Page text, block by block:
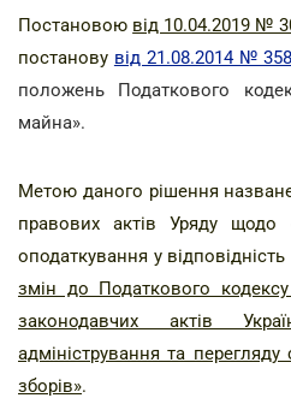
Постановою від 10.04.2019 №
постанову від 21.08.2014 № 358
положень Податкового
майна».
Метою даного рішення
правових актів Уряду
оподаткування у
змін до Податкового
законодавчих актів
адміністрування та
зборів».